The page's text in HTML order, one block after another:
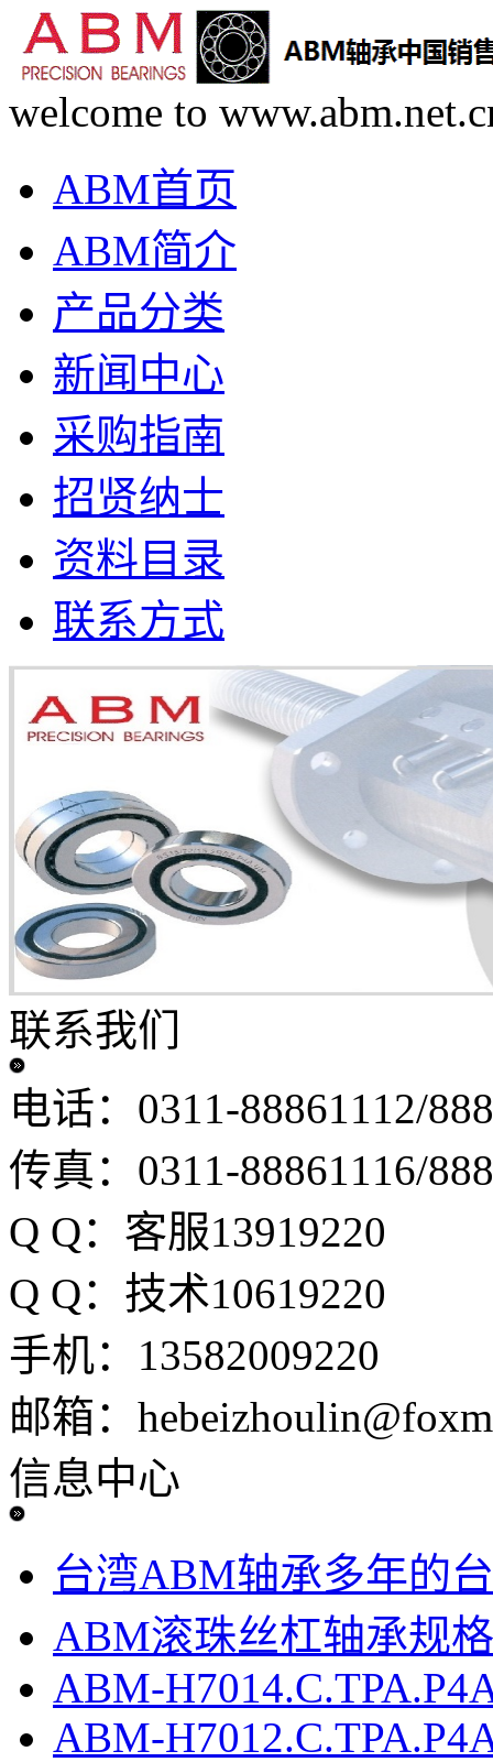
welcome to
ABM首页
ABM简介
产品分类
新闻中心
采购指南
招贤纳士
资料目录
联系方式
联系我们
电话：0311-88861112/
传真：0311-88861116/
Q Q：客服13919220
Q Q：技术10619220
手机：13582009220
邮箱：
信息中心
台湾ABM轴承多年的
ABM滚珠丝杠轴承规
ABM-
ABM-